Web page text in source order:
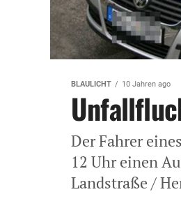
BLAULICHT 10 Jahren ago
Der Fahrer
12 Uhr einen
Landstraße /